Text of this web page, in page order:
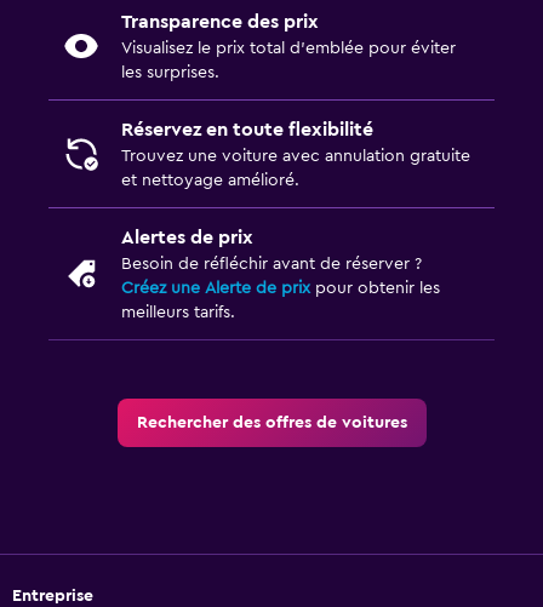
Transparence des prix
Visualisez le prix total d’emblée pour éviter
les surprises.
Réservez en toute flexibilité
Trouvez une voiture avec annulation gratuite
et nettoyage amélioré.
Alertes de prix
Besoin de réfléchir avant de réserver ?
Créez une Alerte de prixpour obtenir les
meilleurs tarifs.
Rechercher des offres de voitures
Entreprise